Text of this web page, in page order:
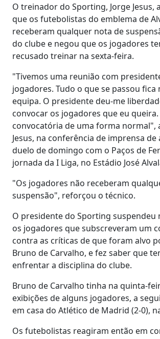
O treinador do Sporting, Jorge Jesus,
que os futebolistas do emblema de
receberam qualquer nota de
do clube e negou que os jogadores
recusado treinar na sexta-feira.
"Tivemos uma reunião com
jogadores. Tudo o que se passou fica
equipa. O presidente deu-me
convocar os jogadores que eu
convocatória de uma forma normal",
Jesus, na conferência de imprensa de
duelo de domingo com o Paços de
jornada da I Liga, no Estádio José
"Os jogadores não receberam
suspensão", reforçou o técnico.
O presidente do Sporting suspendeu
os jogadores que subscreveram um
contra as críticas de que foram alvo
Bruno de Carvalho, e fez saber que
enfrentar a disciplina do clube.
Bruno de Carvalho tinha na quinta-
exibições de alguns jogadores, a
em casa do Atlético de Madrid (2-0),
Os futebolistas reagiram então em